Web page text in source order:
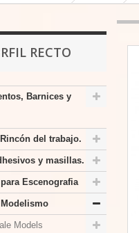
RECTO
Barnices y
del trabajo.
y masillas.
Escenografia
Models